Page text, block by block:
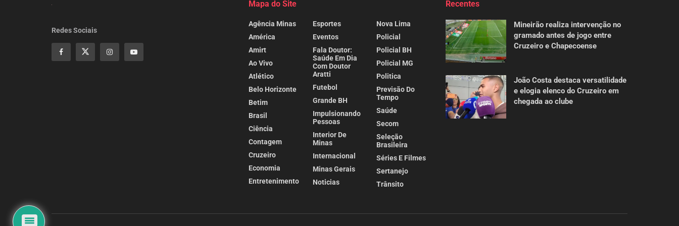
Redes Sociais
Mapa do Site
Agência Minas
América
Amirt
Ao Vivo
Atlético
Belo Horizonte
Betim
Brasil
Ciência
Contagem
Cruzeiro
Economia
Entretenimento
Esportes
Eventos
Fala Doutor:
Saúde Em Dia
Com Doutor
Aratti
Futebol
Grande BH
Impulsionando
Pessoas
Interior De
Minas
Internacional
Minas Gerais
Noticias
Nova Lima
Policial
Policial BH
Policial MG
Politica
Previsão Do
Tempo
Saúde
Secom
Seleção
Brasileira
Séries E Filmes
Sertanejo
Trânsito
Recentes
Mineirão realiza intervenção no
gramado antes de jogo entre
Cruzeiro e Chapecoense
João Costa destaca versatilidade
e elogia elenco do Cruzeiro em
chegada ao clube